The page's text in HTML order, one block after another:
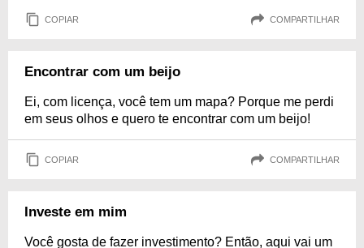
COPIAR COMPARTILHAR
Encontrar com um beijo
Ei, com licença, você tem um mapa? Porque me perdi
em seus olhos e quero te encontrar com um beijo!
COPIAR COMPARTILHAR
Investe em mim
Você gosta de fazer investimento? Então, aqui vai um